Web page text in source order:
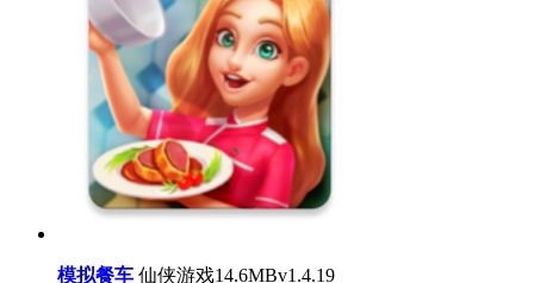
模拟餐车 仙侠游戏14.6MBv1.4.19